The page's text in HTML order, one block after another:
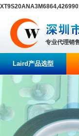
专业代理销
Laird产品选型